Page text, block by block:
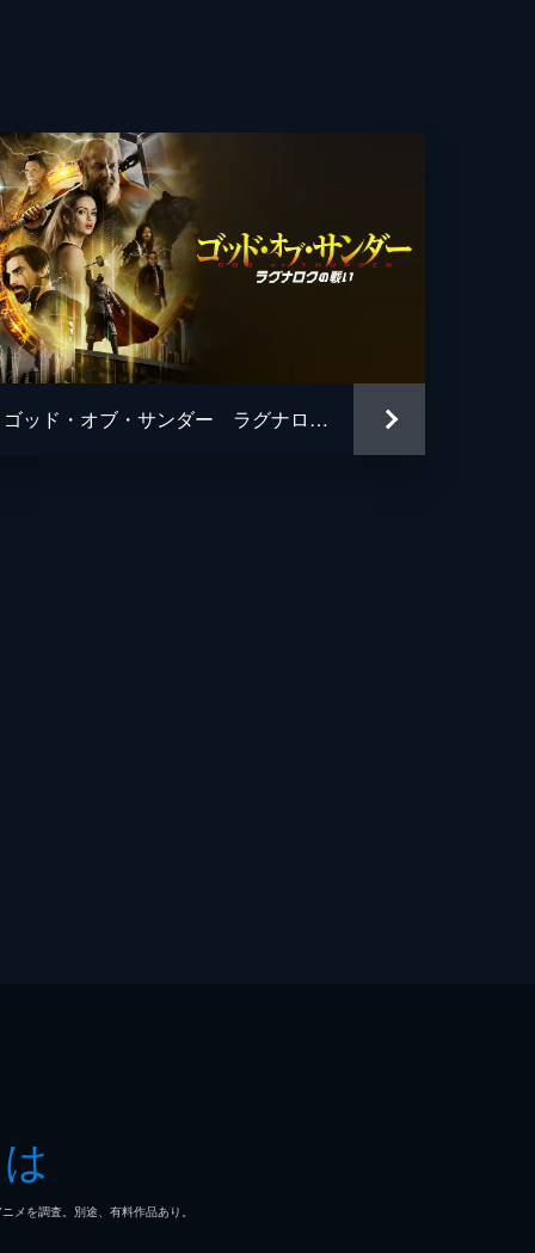
ゴッド・オブ・サンダー ラグナロクの戦い
を調査。別途、有料作品あり。